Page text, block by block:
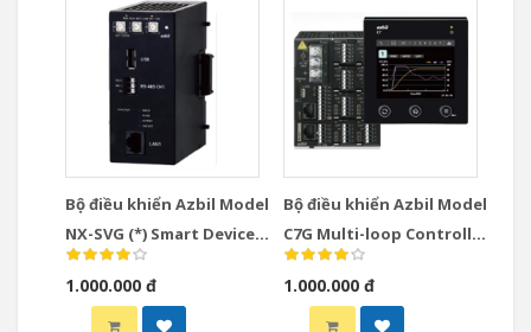
Bộ điều khiển Azbil Model
NX-SVG (*) Smart Device
Gateway
1.000.000 đ
Bộ điều khiển Azbil Model
C7G Multi-loop Controller
with Multifunction
Display Model
1.000.000 đ